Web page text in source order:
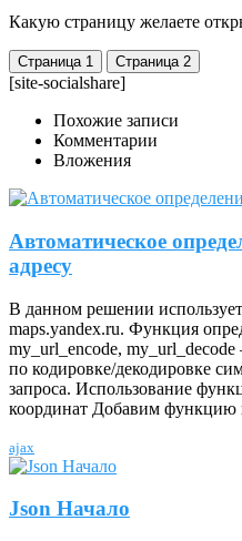
Какую страницу желаете
[site-socialshare]
Похожие записи
Комментарии
Вложения
Автоматическое
адресу
В данном решении
maps.yandex.ru. Функция
my_url_encode,
по кодировке/декодировке
запроса. Использование
координат Добавим функцию
ajax
Json Начало